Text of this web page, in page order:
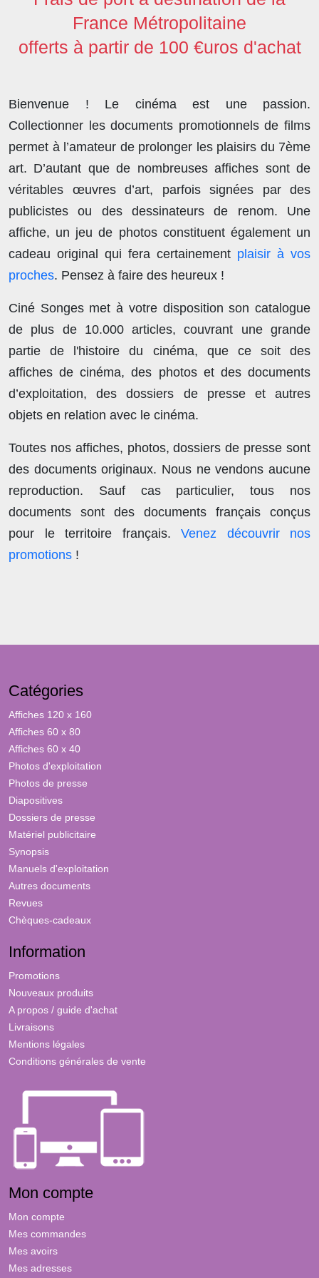
France Métropolitaine
offerts à partir de 100 €uros d'achat
Bienvenue ! Le cinéma est une passion.
Collectionner les documents promotionnels de films
permet à l’amateur de prolonger les plaisirs du 7ème
art. D’autant que de nombreuses affiches sont de
véritables œuvres d’art, parfois signées par des
publicistes ou des dessinateurs de renom. Une
affiche, un jeu de photos constituent également un
cadeau original qui fera certainement plaisir à vos
proches. Pensez à faire des heureux !
Ciné Songes met à votre disposition son catalogue
de plus de 10.000 articles, couvrant une grande
partie de l'histoire du cinéma, que ce soit des
affiches de cinéma, des photos et des documents
d’exploitation, des dossiers de presse et autres
objets en relation avec le cinéma.
Toutes nos affiches, photos, dossiers de presse sont
des documents originaux. Nous ne vendons aucune
reproduction. Sauf cas particulier, tous nos
documents sont des documents français conçus
pour le territoire français. Venez découvrir nos
promotions !
Catégories
Affiches 120 x 160
Affiches 60 x 80
Affiches 60 x 40
Photos d'exploitation
Photos de presse
Diapositives
Dossiers de presse
Matériel publicitaire
Synopsis
Manuels d'exploitation
Autres documents
Revues
Chèques-cadeaux
Information
Promotions
Nouveaux produits
A propos / guide d'achat
Livraisons
Mentions légales
Conditions générales de vente
Mon compte
Mon compte
Mes commandes
Mes avoirs
Mes adresses